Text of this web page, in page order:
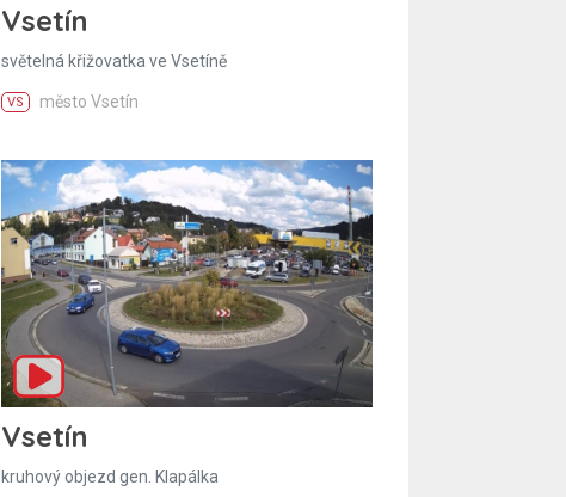
Vsetín
světelná křižovatka ve Vsetíně
VS město Vsetín
Vsetín
kruhový objezd gen. Klapálka